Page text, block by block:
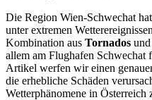
Die Region Wien-Schwechat
unter extremen
Kombination aus Tornados und
allem am Flughafen Schwechat
Artikel werfen wir einen
die erhebliche Schäden
Wetterphänomene in Österreich